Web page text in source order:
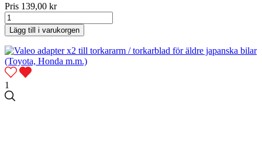
Pris 139,00 kr
Lägg till i varukorgen
1